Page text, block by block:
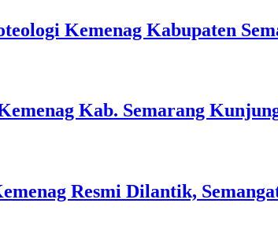
Kemenag Kabupaten
Kab. Semarang
Resmi Dilantik,